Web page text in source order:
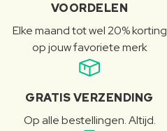
VOORDELEN
Elke maand tot wel 20% korting
op jouw favoriete merk
GRATIS VERZENDING
Op alle bestellingen. Altijd.